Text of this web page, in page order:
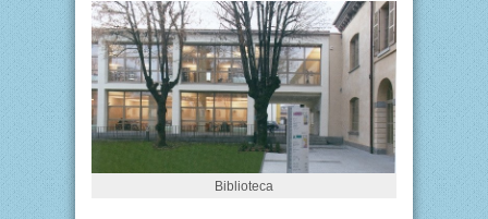
Biblioteca